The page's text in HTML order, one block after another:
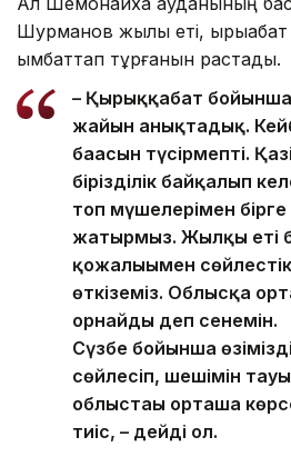
Шурманов жылқы еті,
қымбаттап тұрғанын растады.
– Қырыққабат
жайын анықтадық.
бағасын түсірмепті.
бірізділік байқалып
топ мүшелерімен
жатырмыз. Жылқы еті
қожалығымен
өткіземіз. Облысқа
орнайды деп сенемін.
Сүзбе бойынша
сөйлесіп, шешімін
облыстағы орташа
тиіс, – дейді ол.